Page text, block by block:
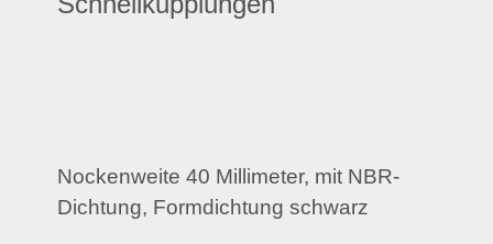
Nockenweite 40 Millimeter, mit NBR-
Dichtung, Formdichtung schwarz